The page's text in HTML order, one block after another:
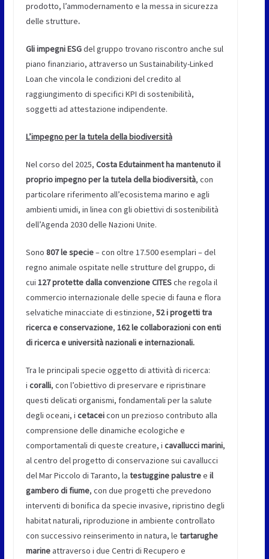
prodotto, l’ammodernamento e la messa in sicurezza
delle strutture.
Gli impegni ESGdel gruppo trovano riscontro anche sul
piano finanziario, attraverso un Sustainability-Linked
Loan che vincola le condizioni del credito al
raggiungimento di specifici KPI di sostenibilità,
soggetti ad attestazione indipendente.
L’impegno per la tutela della biodiversità
Nel corso del 2025, Costa Edutainment ha mantenuto il
proprio impegno per la tutela della biodiversità, con
particolare riferimento all’ecosistema marino e agli
ambienti umidi, in linea con gli obiettivi di sostenibilità
dell’Agenda 2030 delle Nazioni Unite.
Sono 807 le specie– con oltre 17.500 esemplari – del
regno animale ospitate nelle strutture del gruppo, di
cui 127 protette dalla convenzione CITESche regola il
commercio internazionale delle specie di fauna e flora
selvatiche minacciate di estinzione, 52 i progetti tra
ricerca e conservazione, 162 le collaborazioni con enti
di ricerca e università nazionali e internazionali.
Tra le principali specie oggetto di attività di ricerca:
i coralli, con l’obiettivo di preservare e ripristinare
questi delicati organismi, fondamentali per la salute
degli oceani, i cetaceicon un prezioso contributo alla
comprensione delle dinamiche ecologiche e
comportamentali di queste creature, i cavallucci marini,
al centro del progetto di conservazione sui cavallucci
del Mar Piccolo di Taranto, la testuggine palustree il
gambero di fiume, con due progetti che prevedono
interventi di bonifica da specie invasive, ripristino degli
habitat naturali, riproduzione in ambiente controllato
con successivo reinserimento in natura, le tartarughe
marineattraverso i due Centri di Recupero e